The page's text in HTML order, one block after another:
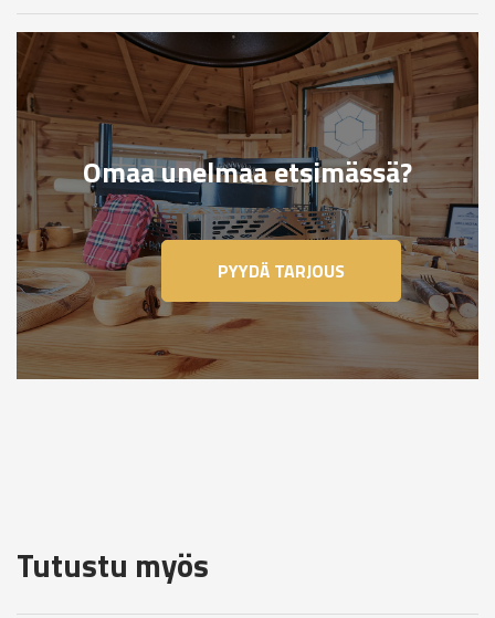
Omaa unelmaa etsimässä?
PYYDÄ TARJOUS
Tutustu myös